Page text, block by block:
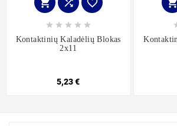
  
    
Kontaktinių Kaladėlių Blokas
2x11
5,23 €
